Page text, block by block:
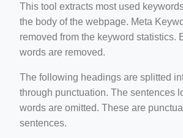
This tool extracts most used
the body of the webpage. Meta
removed from the keyword statistics.
words are removed.
The following headings are splitted
through punctuation. The sentences
words are omitted. These are
sentences.